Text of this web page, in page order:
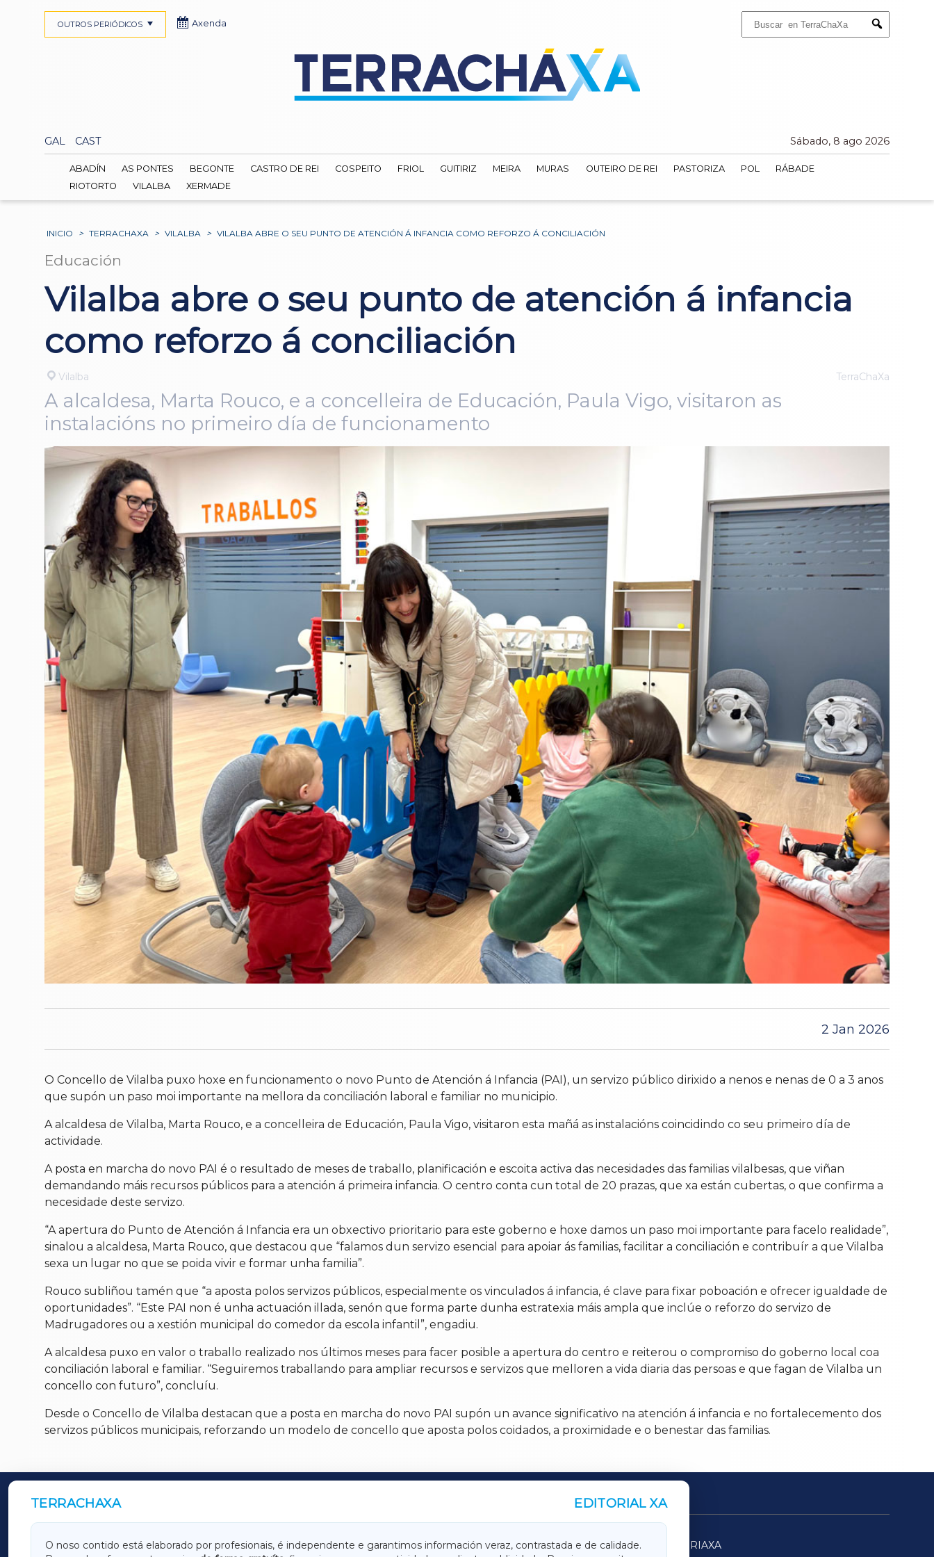
Submit
GAL CAST Sábado, 8 ago 2026
OUTROS PERIÓDICOS Axenda
ABADÍN AS PONTES BEGONTE CASTRO DE REI COSPEITO FRIOL GUITIRIZ MEIRA MURAS OUTEIRO DE REI PASTORIZA POL
RÁBADE
RIOTORTO
VILALBA XERMADE
INICIO > TERRACHAXA > VILALBA > VILALBA ABRE O SEU PUNTO DE ATENCIÓN Á INFANCIA COMO REFORZO Á CONCILIACIÓN
Educación
Vilalba abre o seu punto de atención á infancia
como reforzo á conciliación
Vilalba TerraChaXa
A alcaldesa, Marta Rouco, e a concelleira de Educación, Paula Vigo, visitaron as
instalacións no primeiro día de funcionamento
2 Jan 2026
O Concello de Vilalba puxo hoxe en funcionamento o novo Punto de Atención á Infancia (PAI), un servizo público dirixido a nenos e nenas de 0 a 3 anos
que supón un paso moi importante na mellora da conciliación laboral e familiar no municipio.
A alcaldesa de Vilalba, Marta Rouco, e a concelleira de Educación, Paula Vigo, visitaron esta mañá as instalacións coincidindo co seu primeiro día de
actividade.
A posta en marcha do novo PAI é o resultado de meses de traballo, planificación e escoita activa das necesidades das familias vilalbesas, que viñan
demandando máis recursos públicos para a atención á primeira infancia. O centro conta cun total de 20 prazas, que xa están cubertas, o que confirma a
necesidade deste servizo.
“A apertura do Punto de Atención á Infancia era un obxectivo prioritario para este goberno e hoxe damos un paso moi importante para facelo realidade”,
sinalou a alcaldesa, Marta Rouco, que destacou que “falamos dun servizo esencial para apoiar ás familias, facilitar a conciliación e contribuír a que Vilalba
sexa un lugar no que se poida vivir e formar unha familia”.
Rouco subliñou tamén que “a aposta polos servizos públicos, especialmente os vinculados á infancia, é clave para fixar poboación e ofrecer igualdade de
oportunidades”. “Este PAI non é unha actuación illada, senón que forma parte dunha estratexia máis ampla que inclúe o reforzo do servizo de
Madrugadores ou a xestión municipal do comedor da escola infantil”, engadiu.
A alcaldesa puxo en valor o traballo realizado nos últimos meses para facer posible a apertura do centro e reiterou o compromiso do goberno local coa
conciliación laboral e familiar. “Seguiremos traballando para ampliar recursos e servizos que melloren a vida diaria das persoas e que fagan de Vilalba un
concello con futuro”, concluíu.
Desde o Concello de Vilalba destacan que a posta en marcha do novo PAI supón un avance significativo na atención á infancia e no fortalecemento dos
servizos públicos municipais, reforzando un modelo de concello que aposta polos coidados, a proximidade e o benestar das familias.
TERRACHAXA EDITORIAL XA
O noso contido está elaborado por profesionais, é independente e garantimos información veraz, contrastada e de calidade.
OUTROS PERIÓDICOS
GALICIAXA LUGOXA TERRACHAXA
SARRIAXA